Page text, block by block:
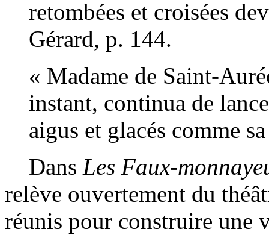
retombées et croisées
Gérard, p. 144.
« Madame de Saint-
instant, continua de
aigus et glacés comme
Dans Les Faux-
relève ouvertement du
réunis pour construire une